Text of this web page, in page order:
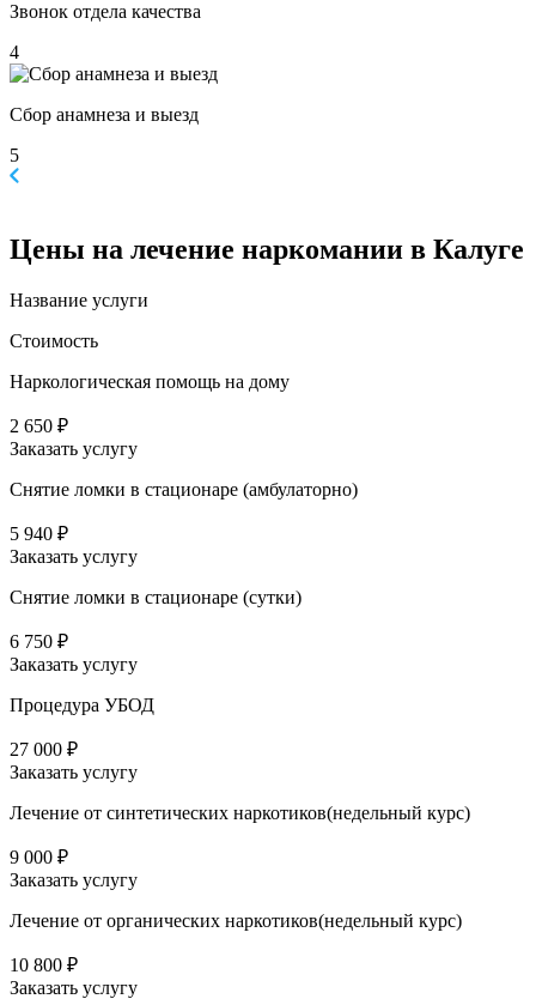
Звонок отдела качества
4
Сбор анамнеза и выезд
5
Цены на лечение наркомании в Калуге
Название услуги
Стоимость
Наркологическая помощь на дому
2 650 ₽
Заказать услугу
Снятие ломки в стационаре (амбулаторно)
5 940 ₽
Заказать услугу
Снятие ломки в стационаре (сутки)
6 750 ₽
Заказать услугу
Процедура УБОД
27 000 ₽
Заказать услугу
Лечение от синтетических наркотиков(недельный курс)
9 000 ₽
Заказать услугу
Лечение от органических наркотиков(недельный курс)
10 800 ₽
Заказать услугу